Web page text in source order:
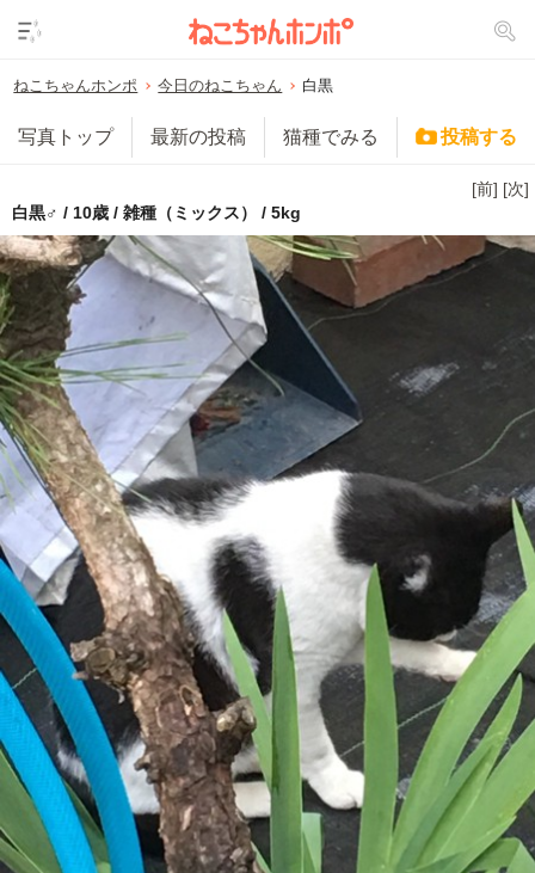
ねこちゃんホンポ 今日のねこちゃん 白黒
写真トップ 最新の投稿 猫種でみる 投稿する
[前] [次]
白黒♂ / 10歳 / 雑種（ミックス） / 5kg